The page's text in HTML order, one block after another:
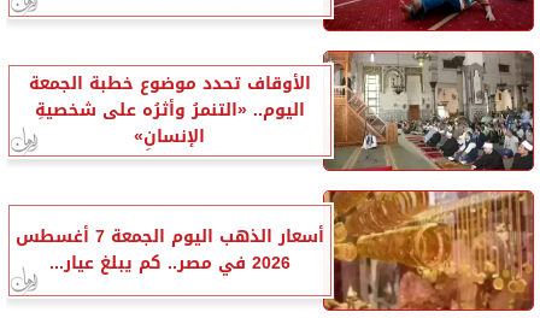
الأوقاف تحدد موضوع خطبة الجمعة
اليوم.. «التنمرُ وأثرُه على شخصيةِ
الإنسانِ»
أسعار الذهب اليوم الجمعة 7 أغسطس
2026 في مصر.. كم يبلغ عيار...